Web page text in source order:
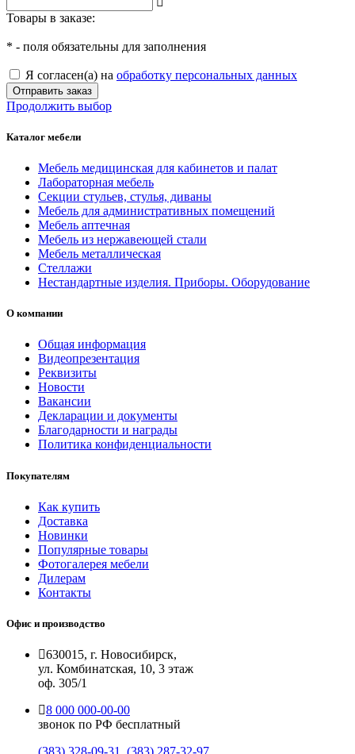
Товары в заказе:
* - поля обязательны для заполнения
Я согласен(а) на обработку персональных данных
Отправить заказ
Продолжить выбор
Каталог мебели
Мебель медицинская для кабинетов и палат
Лабораторная мебель
Секции стульев, стулья, диваны
Мебель для административных помещений
Мебель аптечная
Мебель из нержавеющей стали
Мебель металлическая
Стеллажи
Нестандартные изделия. Приборы. Оборудование
О компании
Общая информация
Видеопрезентация
Реквизиты
Новости
Вакансии
Декларации и документы
Благодарности и награды
Политика конфиденциальности
Покупателям
Как купить
Доставка
Новинки
Популярные товары
Фотогалерея мебели
Дилерам
Контакты
Офис и производство
630015, г. Новосибирск,
ул. Комбинатская, 10, 3 этаж
оф. 305/1
8 000 000-00-00
звонок по РФ бесплатный
(383) 328-09-31
(383) 287-32-97